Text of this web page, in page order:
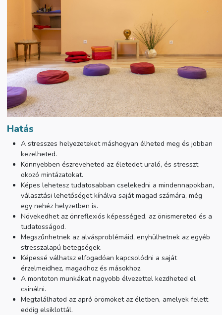
Hatás
A stresszes helyezeteket máshogyan élheted meg és jobban
kezelheted.
Könnyebben észreveheted az életedet uraló, és stresszt
okozó mintázatokat.
Képes lehetesz tudatosabban cselekedni a mindennapokban,
választási lehetőséget kínálva saját magad számára, még
egy nehéz helyzetben is.
Növekedhet az önreflexiós képességed, az önismereted és a
tudatosságod.
Megszűnhetnek az alvásproblémáid, enyhülhetnek az egyéb
stresszalapú betegségek.
Képessé válhatsz elfogadóan kapcsolódni a saját
érzelmeidhez, magadhoz és másokhoz.
A montoton munkákat nagyobb élvezettel kezdheted el
csinálni.
Megtalálhatod az apró örömöket az életben, amelyek felett
eddig elsiklottál.